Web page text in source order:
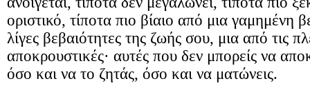
οριστικό, τίποτα πιο βίαιο από μια γαμημένη
λίγες βεβαιότητες της ζωής σου, μια από τις
αποκρουστικές· αυτές που δεν μπορείς να
όσο και να το ζητάς, όσο και να ματώνεις.